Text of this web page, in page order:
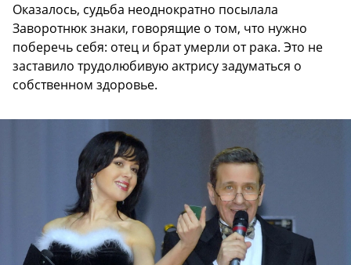
Оказалось, судьба неоднократно посылала
Заворотнюк знаки, говорящие о том, что нужно
поберечь себя: отец и брат умерли от рака. Это не
заставило трудолюбивую актрису задуматься о
собственном здоровье.